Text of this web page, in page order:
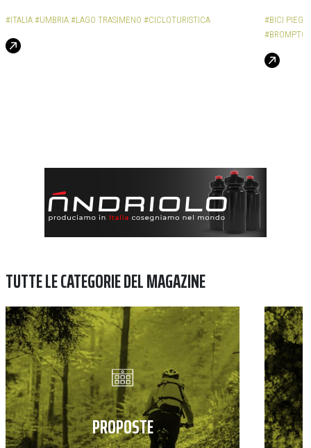
#ITALIA #UMBRIA #LAGO TRASIMENO #CICLOTURISTICA
#BICI
TUTTE LE CATEGORIE DEL MAGAZINE
PROPOSTE